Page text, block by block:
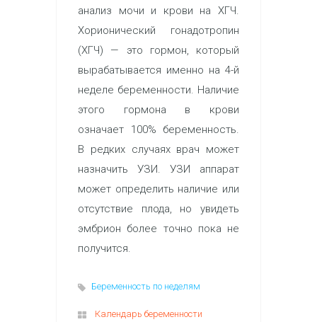
анализ мочи и крови на ХГЧ.
Хорионический гонадотропин
(ХГЧ) — это гормон, который
вырабатывается именно на 4-й
неделе беременности. Наличие
этого гормона в крови
означает 100% беременность.
В редких случаях врач может
назначить УЗИ. УЗИ аппарат
может определить наличие или
отсутствие плода, но увидеть
эмбрион более точно пока не
получится.
Беременность по неделям
Календарь беременности